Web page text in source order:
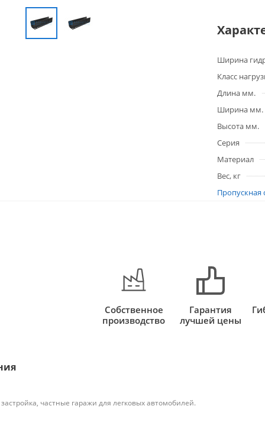
Ширина
Класс
Длина мм.
Ширина мм.
Высота мм.
Серия
Материал
Вес, кг
Пропускная
Собственное
производство
Гарантия
лучшей цены
частные гаражи для легковых автомобилей.